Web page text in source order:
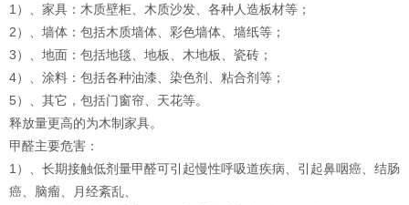
1）、家具：木质壁柜、木质沙发、各种人造板材等；
2）、墙体：包括木质墙体、彩色墙体、墙纸等；
3）、地面：包括地毯、地板、木地板、瓷砖；
4）、涂料：包括各种油漆、染色剂、粘合剂等；
5）、其它，包括门窗帘、天花等。
释放量更高的为木制家具。
甲醛主要危害：
1）、长期接触低剂量甲醛可引起慢性呼吸道疾病、引起鼻咽癌、结肠
癌、脑瘤、月经紊乱、